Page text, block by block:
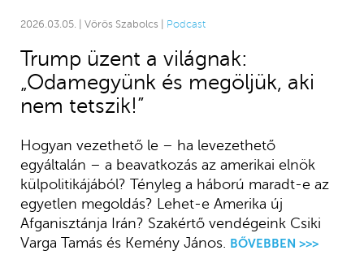
2026.03.05. | Vörös Szabolcs | Podcast
Trump üzent a világnak:
„Odamegyünk és megöljük, aki
nem tetszik!”
Hogyan vezethető le – ha levezethető
egyáltalán – a beavatkozás az amerikai elnök
külpolitikájából? Tényleg a háború maradt-e az
egyetlen megoldás? Lehet-e Amerika új
Afganisztánja Irán? Szakértő vendégeink Csiki
Varga Tamás és Kemény János.
BŐVEBBEN >>>